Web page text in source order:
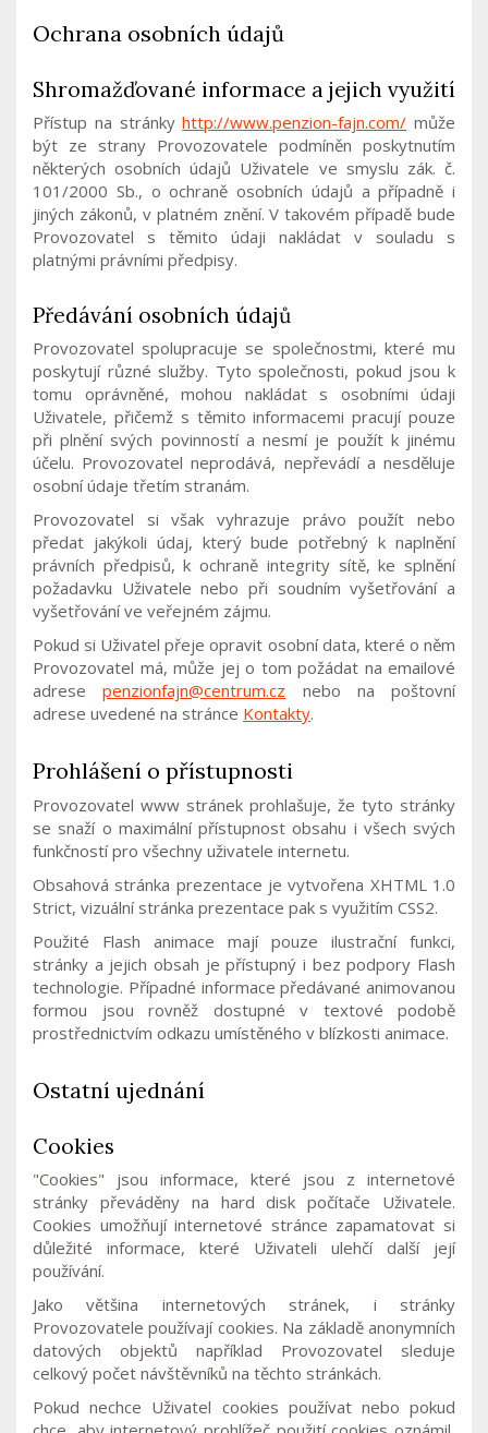
Ochrana osobních údajů
Shromažďované informace a jejich využití
Přístup na stránkyhttp://www.penzion-fajn.com/ může
být ze strany Provozovatele podmíněn poskytnutím
některých osobních údajů Uživatele ve smyslu zák. č.
101/2000 Sb., o ochraně osobních údajů a případně i
jiných zákonů, v platném znění. V takovém případě bude
Provozovatel s těmito údaji nakládat v souladu s
platnými právními předpisy.
Předávání osobních údajů
Provozovatel spolupracuje se společnostmi, které mu
poskytují různé služby. Tyto společnosti, pokud jsou k
tomu oprávněné, mohou nakládat s osobními údaji
Uživatele, přičemž s těmito informacemi pracují pouze
při plnění svých povinností a nesmí je použít k jinému
účelu. Provozovatel neprodává, nepřevádí a nesděluje
osobní údaje třetím stranám.
Provozovatel si však vyhrazuje právo použít nebo
předat jakýkoli údaj, který bude potřebný k naplnění
právních předpisů, k ochraně integrity sítě, ke splnění
požadavku Uživatele nebo při soudním vyšetřování a
vyšetřování ve veřejném zájmu.
Pokud si Uživatel přeje opravit osobní data, které o něm
Provozovatel má, může jej o tom požádat na emailové
adresepenzionfajn@centrum.cz nebo na poštovní
adrese uvedené na stránce Kontakty.
Prohlášení o přístupnosti
Provozovatel www stránek prohlašuje, že tyto stránky
se snaží o maximální přístupnost obsahu i všech svých
funkčností pro všechny uživatele internetu.
Obsahová stránka prezentace je vytvořena XHTML 1.0
Strict, vizuální stránka prezentace pak s využitím CSS2.
Použité Flash animace mají pouze ilustrační funkci,
stránky a jejich obsah je přístupný i bez podpory Flash
technologie. Případné informace předávané animovanou
formou jsou rovněž dostupné v textové podobě
prostřednictvím odkazu umístěného v blízkosti animace.
Ostatní ujednání
Cookies
"Cookies" jsou informace, které jsou z internetové
stránky převáděny na hard disk počítače Uživatele.
Cookies umožňují internetové stránce zapamatovat si
důležité informace, které Uživateli ulehčí další její
používání.
Jako většina internetových stránek, i stránky
Provozovatele používají cookies. Na základě anonymních
datových objektů například Provozovatel sleduje
celkový počet návštěvníků na těchto stránkách.
Pokud nechce Uživatel cookies používat nebo pokud